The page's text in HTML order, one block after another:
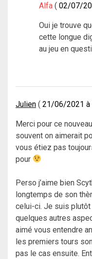
Alfa 02/07/
Oui je trouve
cette longue
au jeu en
Julien 21/06/2021 à
Merci pour ce
souvent on aimerait
vous étiez pas
pour
Perso j’aime bien
longtemps de son
celui-ci. Je suis plutôt
quelques autres
aimé vous entendre
les premiers tours
pas le cas ensuite.